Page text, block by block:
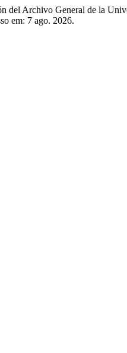
del Archivo General de la
em: 7 ago. 2026.